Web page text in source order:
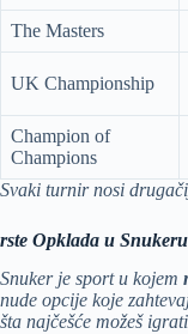
The Masters
UK Championship
Champion of
Champions
Svaki turnir nosi
rste Opklada u
Snuker je sport u kojem
nude opcije koje
šta najčešće možeš